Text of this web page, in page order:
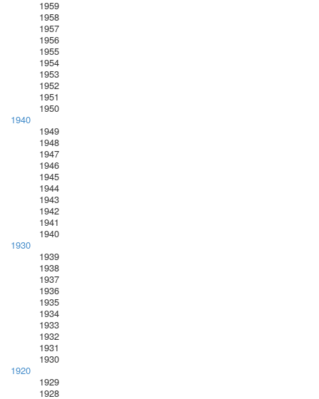
1959
1958
1957
1956
1955
1954
1953
1952
1951
1950
1940
1949
1948
1947
1946
1945
1944
1943
1942
1941
1940
1930
1939
1938
1937
1936
1935
1934
1933
1932
1931
1930
1920
1929
1928